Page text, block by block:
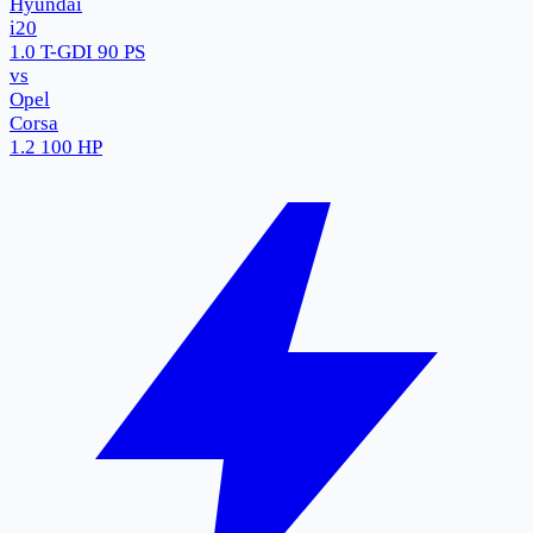
i20
1.0 T-GDI 90 PS
vs
Opel
Corsa
1.2 100 HP